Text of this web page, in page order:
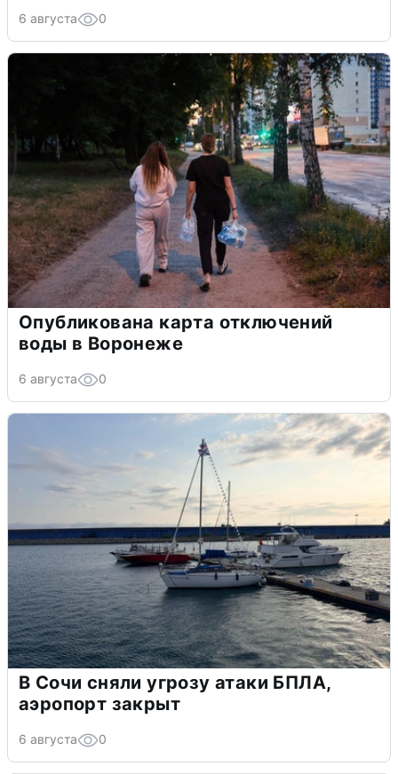
6 августа 0
Опубликована карта отключений
воды в Воронеже
6 августа 0
В Сочи сняли угрозу атаки БПЛА,
аэропорт закрыт
6 августа 0